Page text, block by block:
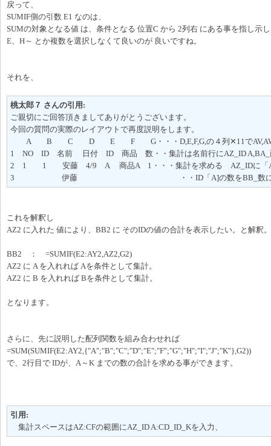
戻って、
SUMIF側の引数 E1 なのは、
SUMの対象となる値 は、条件となる 位置C から 2列右 にある事を指し示
E、H～ とか複数を選択しなくて良いのが 良いですね。
それを、
桃太郎７ さんの引用:
ご親切にご回答頂きましてありがとうございます。
今回の質問の実際のレイアウトで再度説明をします。
A B C D E F G・・・D,E,F,G,の４列✕11で
1 NO ID 名前 日付 ID 商品 数・・集計は名前行にAZ_ID A,BA_
2 1 1 安藤 4/9 A 商品A 1・・・集計を求める AZ_IDに「A」
3 伊藤 ・・ID「A]の数をBB_数に集計
これを解釈し
AZ2 に入れた 値により、BB2 に そのIDの値の合計を表示したい。と解釈。
BB2 ： =SUMIF(E2:AY2,AZ2,G2)
AZ2 に A を入れれば Aを条件として集計。
AZ2 に B を入れれば Bを条件として集計。
となります。
さらに、先に説明した配列関数を組み合わせれば
=SUM(SUMIF(E2:AY2,{"A";"B";"C";"D";"E";"F";"G";"H";"I";"J";"K"},G2))
で、2行目で IDが、A～K までの数の合計を求める事ができます。
引用:
集計スペースはAZ:CFの範囲にAZ_ID A:CD_ID_Kを入力、